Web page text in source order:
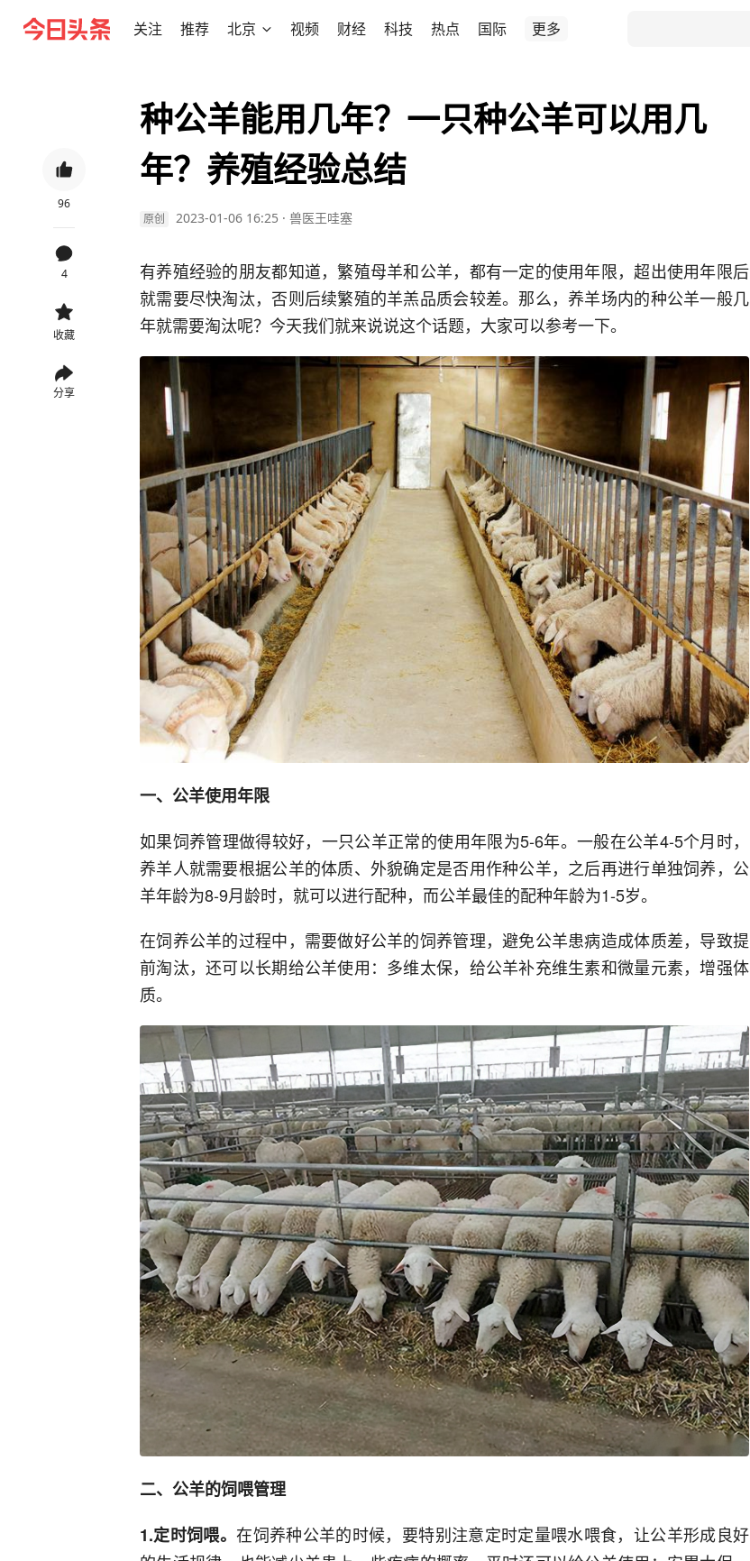
关注 推荐 北京 视频 财经 科技 热点 国际 更多
96
4
收藏
分享
种公羊能用几年？一只种公羊可以用几
年？养殖经验总结
原创 2023-01-06 16:25 · 兽医王哇塞
有养殖经验的朋友都知道，繁殖母羊和公羊，都有一定的使用年限，超出使用年限后
就需要尽快淘汰，否则后续繁殖的羊羔品质会较差。那么，养羊场内的种公羊一般几
年就需要淘汰呢？今天我们就来说说这个话题，大家可以参考一下。
一、公羊使用年限
如果饲养管理做得较好，一只公羊正常的使用年限为5-6年。一般在公羊4-5个月时，
养羊人就需要根据公羊的体质、外貌确定是否用作种公羊，之后再进行单独饲养，公
羊年龄为8-9月龄时，就可以进行配种，而公羊最佳的配种年龄为1-5岁。
在饲养公羊的过程中，需要做好公羊的饲养管理，避免公羊患病造成体质差，导致提
前淘汰，还可以长期给公羊使用：多维太保，给公羊补充维生素和微量元素，增强体
质。
二、公羊的饲喂管理
1.定时饲喂。在饲养种公羊的时候，要特别注意定时定量喂水喂食，让公羊形成良好